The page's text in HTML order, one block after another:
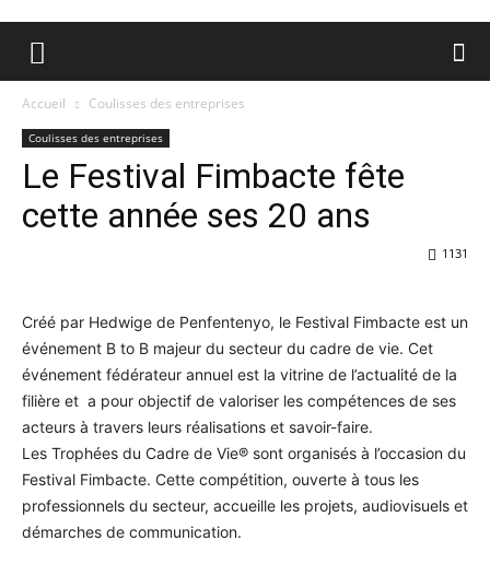
Accueil Coulisses des entreprises
Coulisses des entreprises
Le Festival Fimbacte fête
cette année ses 20 ans
1131
Créé par Hedwige de Penfentenyo, le Festival Fimbacte est un
événement B to B majeur du secteur du cadre de vie. Cet
événement fédérateur annuel est la vitrine de l’actualité de la
filière et a pour objectif de valoriser les compétences de ses
acteurs à travers leurs réalisations et savoir-faire.
Les Trophées du Cadre de Vie® sont organisés à l’occasion du
Festival Fimbacte. Cette compétition, ouverte à tous les
professionnels du secteur, accueille les projets, audiovisuels et
démarches de communication.